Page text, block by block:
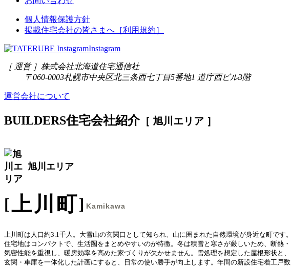
個人情報保護方針
掲載住宅会社の皆さまへ［利用規約］
Instagram
［ 運営 ］ 株式会社北海道住宅通信社
〒060-0003札幌市中央区北三条西七丁目5番地1 道庁西ビル3階
運営会社について
BUILDERS住宅会社紹介［ 旭川エリア ］
旭川エリア
上川町 Kamikawa
上川町は人口約3.1千人。大雪山の玄関口として知られ、山に囲まれた自然環境が身近な町です。
住宅地はコンパクトで、生活圏をまとめやすいのが特徴。冬は積雪と寒さが厳しいため、断熱・
気密性能を重視し、暖房効率を高めた家づくりが欠かせません。雪処理を想定した屋根形状と、
玄関・車庫を一体化した計画にすると、日常の使い勝手が向上します。年間の新設住宅着工戸数